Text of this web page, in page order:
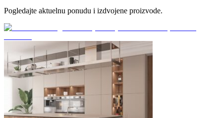
Pogledajte aktuelnu ponudu i izdvojene proizvode.